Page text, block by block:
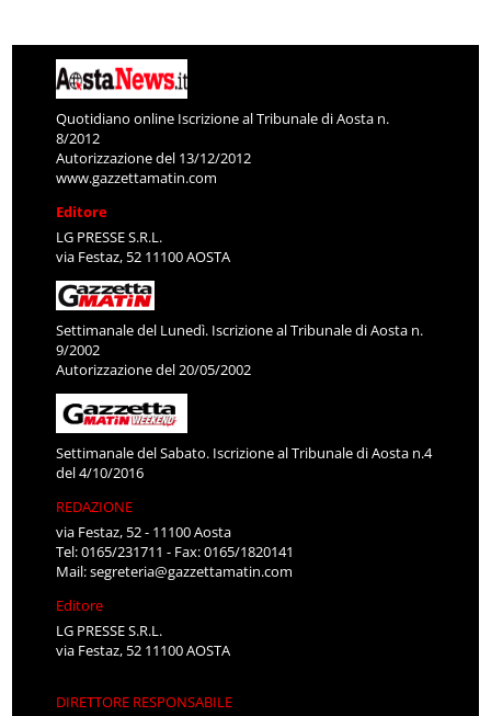
Quotidiano online Iscrizione al Tribunale di Aosta n.
8/2012
Autorizzazione del 13/12/2012
www.gazzettamatin.com
Editore
LG PRESSE S.R.L.
via Festaz, 52 11100 AOSTA
Settimanale del Lunedì. Iscrizione al Tribunale di Aosta n.
9/2002
Autorizzazione del 20/05/2002
Settimanale del Sabato. Iscrizione al Tribunale di Aosta n.4
del 4/10/2016
REDAZIONE
via Festaz, 52 - 11100 Aosta
Tel: 0165/231711 - Fax: 0165/1820141
Mail:segreteria@gazzettamatin.com
Editore
LG PRESSE S.R.L.
via Festaz, 52 11100 AOSTA
DIRETTORE RESPONSABILE